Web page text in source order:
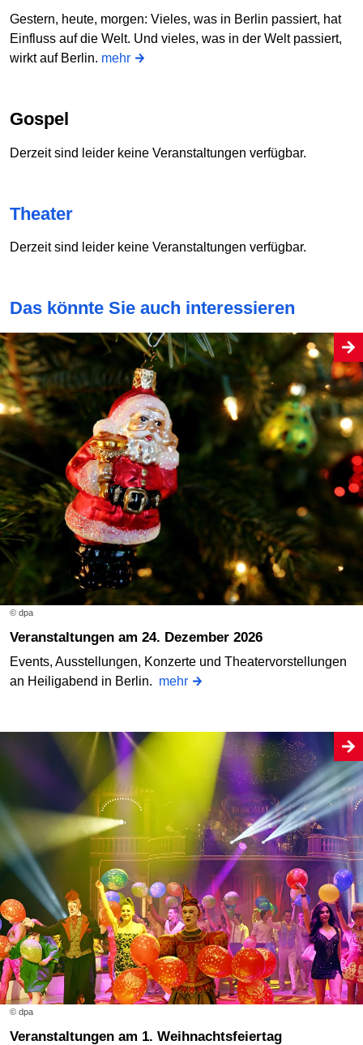
Gestern, heute, morgen: Vieles, was in Berlin passiert, hat
Einfluss auf die Welt. Und vieles, was in der Welt passiert,
wirkt auf Berlin. mehr
Gospel
Derzeit sind leider keine Veranstaltungen verfügbar.
Theater
Derzeit sind leider keine Veranstaltungen verfügbar.
Das könnte Sie auch interessieren
© dpa
Veranstaltungen am 24. Dezember 2026
Events, Ausstellungen, Konzerte und Theatervorstellungen
an Heiligabend in Berlin. mehr
© dpa
Veranstaltungen am 1. Weihnachtsfeiertag